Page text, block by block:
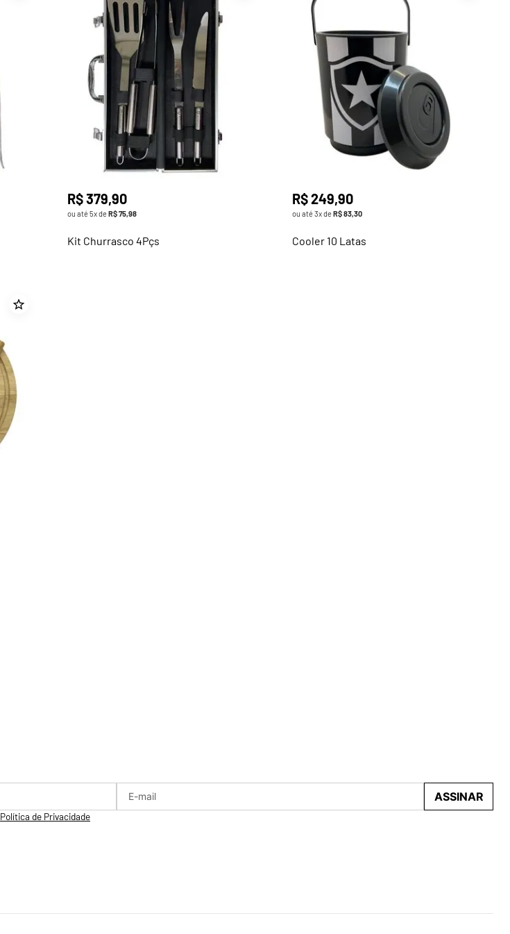
R$379,90
ou até5x deR$75,98
Kit Churrasco 4Pçs
R$249,90
ou até3x deR$83,30
Cooler 10 Latas
ASSINAR
Política de Privacidade